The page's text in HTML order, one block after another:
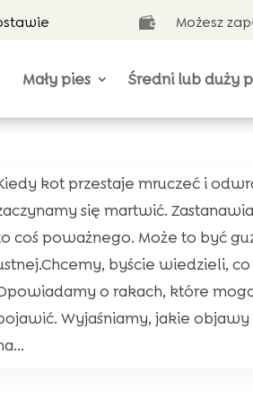
 Możesz
Mały pies Średni lub duży
kot przestaje mruczeć i
się martwić.
coś poważnego. Może to być
byście wiedzieli,
o rakach, które
Wyjaśniamy, jakie objawy